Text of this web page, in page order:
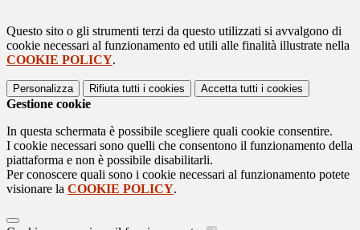
Questo sito o gli strumenti terzi da questo utilizzati si avvalgono di
cookie necessari al funzionamento ed utili alle finalità illustrate nella
COOKIE POLICY.
Personalizza Rifiuta tutti i cookies Accetta tutti i cookies
Gestione cookie
In questa schermata è possibile scegliere quali cookie consentire.
I cookie necessari sono quelli che consentono il funzionamento della
piattaforma e non è possibile disabilitarli.
Per conoscere quali sono i cookie necessari al funzionamento potete
visionare la COOKIE POLICY.